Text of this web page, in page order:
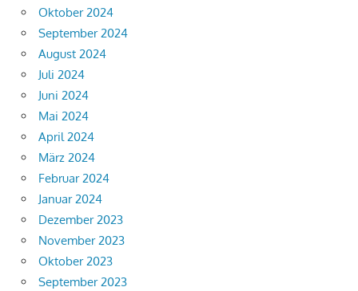
Oktober 2024
September 2024
August 2024
Juli 2024
Juni 2024
Mai 2024
April 2024
März 2024
Februar 2024
Januar 2024
Dezember 2023
November 2023
Oktober 2023
September 2023